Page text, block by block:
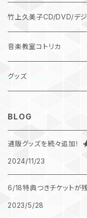
竹上久美子CD/DVD/デ
デジタル作品
CD
音楽教室コトリカ
グッズ
BLOG
通販グッズを続々追加！
2024/11/23
6/18特典つきチケットが
2023/5/28